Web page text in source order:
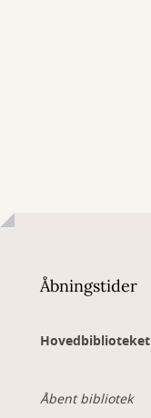
Åbningstider
Hovedbiblioteket
Åbent bibliotek